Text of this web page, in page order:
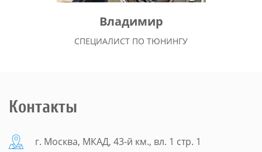
Владимир
СПЕЦИАЛИСТ ПО ТЮНИНГУ
Контакты
г. Москва, МКАД, 43-й км., вл. 1 стр. 1